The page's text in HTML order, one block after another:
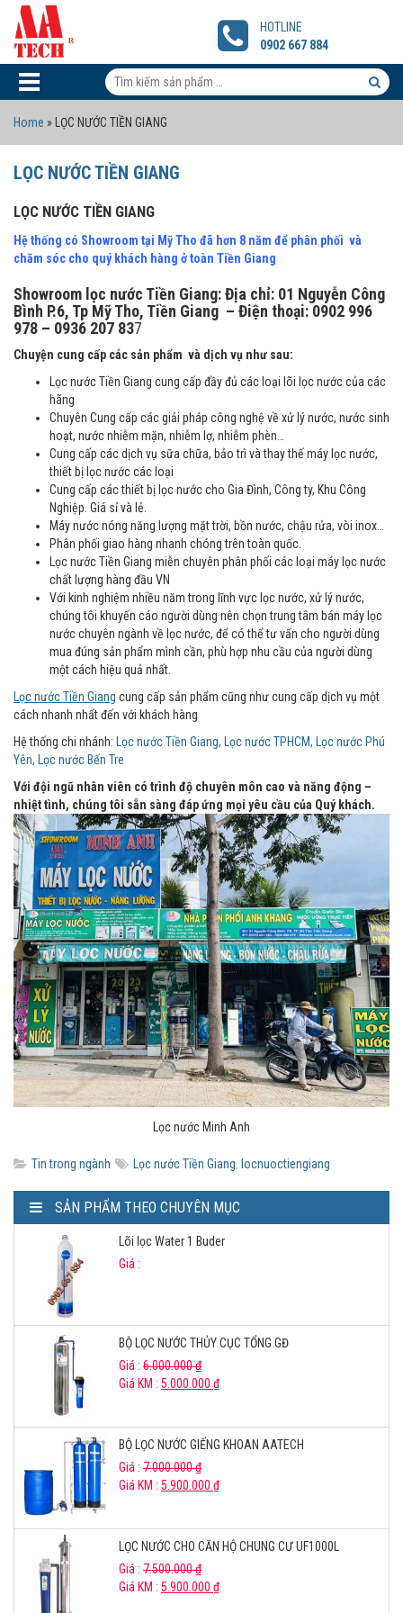
LỌC
NƯỚC
TIỀN
GIANG
HOTLINE
0902 667 884
Tìm
phẩm:
Home » LỌC NƯỚC TIỀN GIANG
LỌC NƯỚC TIỀN GIANG
LỌC NƯỚC TIỀN GIANG
Hệ thống có Showroom tại Mỹ Tho đã hơn 8 năm để phân phối và
chăm sóc cho quý khách hàng ở toàn Tiền Giang
Showroom lọc nước Tiền Giang: Địa chỉ: 01 Nguyễn Công
Bình P.6, Tp Mỹ Tho, Tiền Giang – Điện thoại: 0902 996
978 – 0936 207 837
Chuyện cung cấp các sản phẩm và dịch vụ như sau:
Lọc nước Tiền Giang cung cấp đầy đủ các loại lõi lọc nước của các
hãng
Chuyên Cung cấp các giải pháp công nghệ về xử lý nước, nước sinh
hoạt, nước nhiễm mặn, nhiễm lợ, nhiễm phèn…
Cung cấp các dịch vụ sữa chữa, bảo trì và thay thế máy lọc nước,
thiết bị lọc nước các loại
Cung cấp các thiết bị lọc nước cho Gia Đình, Công ty, Khu Công
Nghiệp. Giá sỉ và lẻ.
Máy nước nóng năng lượng mặt trời, bồn nước, chậu rửa, vòi inox…
Phân phối giao hàng nhanh chóng trên toàn quốc.
Lọc nước Tiền Giang miễn chuyên phân phối các loại máy lọc nước
chất lượng hàng đầu VN
Với kinh nghiệm nhiều năm trong lĩnh vực lọc nước, xử lý nước,
chúng tôi khuyến cáo người dùng nên chọn trung tâm bán máy lọc
nước chuyên ngành về lọc nước, để có thể tư vấn cho người dùng
mua đúng sản phẩm mình cần, phù hợp nhu cầu của người dùng
một cách hiệu quả nhất.
Lọc nước Tiền Giang cung cấp sản phẩm cũng như cung cấp dịch vụ một
cách nhanh nhất đến với khách hàng
Hệ thống chi nhánh:
Lọc nước Tiền Giang, Lọc nước TPHCM, Lọc nước Phú
Yên, Lọc nước Bến Tre
Với đội ngũ nhân viên có trình độ chuyên môn cao và năng động –
nhiệt tình, chúng tôi sẵn sàng đáp ứng mọi yêu cầu của Quý khách.
Lọc nước Minh Anh
Tin trong ngành Lọc nước Tiền Giang, locnuoctiengiang
SẢN PHẨM THEO CHUYÊN MỤC
Lõi lọc Water 1 Buder
Giá :
BỘ LỌC NƯỚC THỦY CỤC TỔNG GĐ
Giá : 6.000.000₫
Giá KM : 5.000.000 ₫
BỘ LỌC NƯỚC GIẾNG KHOAN AATECH
Giá : 7.000.000₫
Giá KM : 5.900.000 ₫
LỌC NƯỚC CHO CĂN HỘ CHUNG CƯ UF1000L
Giá : 7.500.000₫
Giá KM : 5.900.000 ₫